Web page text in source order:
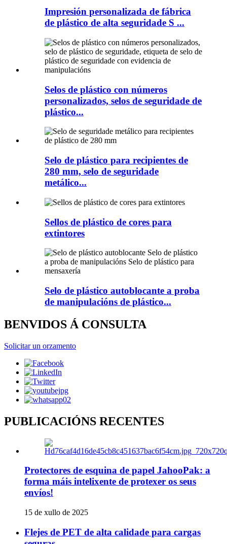
Impresión personalizada de fábrica
de plástico de alta seguridade S ...
Selos de plástico con números
personalizados, selos de seguridade de
plástico...
Selo de plástico para recipientes de
280 mm, selo de seguridade
metálico...
Sellos de plástico de cores para
extintores
Selo de plástico autoblocante a proba
de manipulacións de plástico...
BENVIDOS Á CONSULTA
Solicitar un orzamento
PUBLICACIÓNS RECENTES
Protectores de esquina de papel JahooPak: a
forma máis intelixente de protexer os seus
envíos!
15 de xullo de 2025
Flejes de PET de alta calidade para cargas